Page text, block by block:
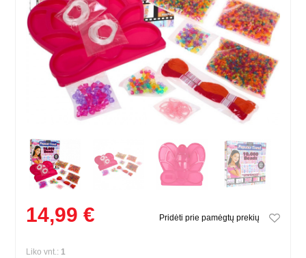
14,99 € Pridėti prie pamėgtų prekių
Liko vnt.: 1